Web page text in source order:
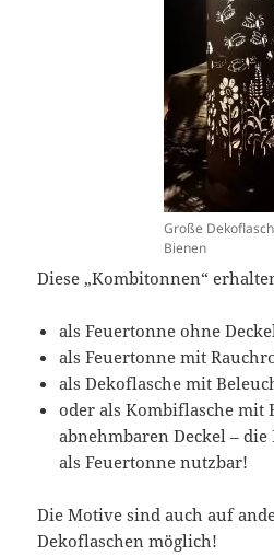
Große
Bienen
Diese „Kombitonnen“
als Feuertonne ohne Deckel
als Feuertonne mit
als Dekoflasche mit
oder als Kombiflasche mit
abnehmbaren Deckel – die
als Feuertonne nutzbar!
Die Motive sind auch auf
Dekoflaschen möglich!